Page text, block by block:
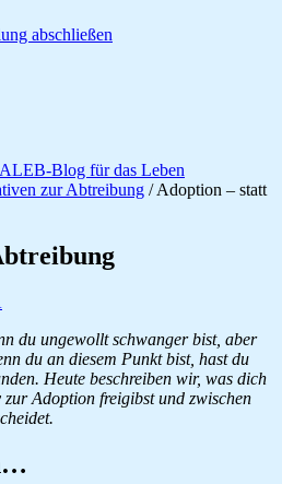
abschließen
zur Abtreibung /Adoption – statt
du ungewollt schwanger bist, aber
du an diesem Punkt bist, hast du
Heute beschreiben wir, was dich
Adoption freigibst und zwischen